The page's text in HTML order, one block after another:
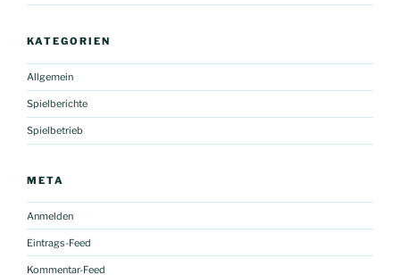
KATEGORIEN
Allgemein
Spielberichte
Spielbetrieb
META
Anmelden
Eintrags-Feed
Kommentar-Feed